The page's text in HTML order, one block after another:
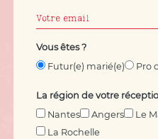
Vous êtes ?
Futur(e) marié(e)
Pro
La région de votre
Nantes
Angers Le
La Rochelle